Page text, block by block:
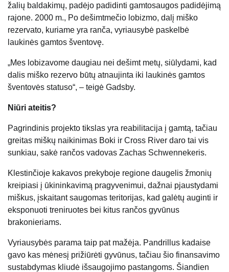
žalių baldakimų, padėjo padidinti gamtosaugos padidėjimą
rajone. 2000 m., Po dešimtmečio lobizmo, dalį miško
rezervato, kuriame yra ranča, vyriausybė paskelbė
laukinės gamtos šventovę.
„Mes lobizavome daugiau nei dešimt metų, siūlydami, kad
dalis miško rezervo būtų atnaujinta iki laukinės gamtos
šventovės statuso“, – teigė Gadsby.
Niūri ateitis?
Pagrindinis projekto tikslas yra reabilitacija į gamtą, tačiau
greitas miškų naikinimas Boki ir Cross River daro tai vis
sunkiau, sakė rančos vadovas Zachas Schwennekeris.
Klestinčioje kakavos prekyboje regione daugelis žmonių
kreipiasi į ūkininkavimą pragyvenimui, dažnai pjaustydami
miškus, įskaitant saugomas teritorijas, kad galėtų auginti ir
eksponuoti treniruotes bei kitus rančos gyvūnus
brakonieriams.
Vyriausybės parama taip pat mažėja. Pandrillus kadaise
gavo kas mėnesį prižiūrėti gyvūnus, tačiau šio finansavimo
sustabdymas kliudė išsaugojimo pastangoms. Šiandien